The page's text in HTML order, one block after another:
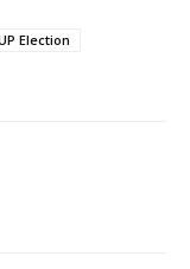
Election